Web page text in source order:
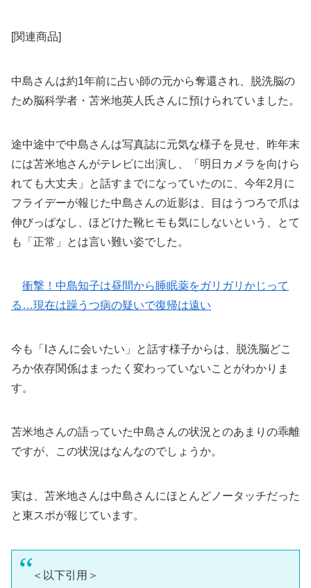
[関連商品]
中島さんは約1年前に占い師の元から奪還され、脱洗脳の
ため脳科学者・苫米地英人氏さんに預けられていました。
途中途中で中島さんは写真誌に元気な様子を見せ、昨年末
には苫米地さんがテレビに出演し、「明日カメラを向けら
れても大丈夫」と話すまでになっていたのに、今年2月に
フライデーが報じた中島さんの近影は、目はうつろで爪は
伸びっぱなし、ほどけた靴ヒモも気にしないという、とて
も「正常」とは言い難い姿でした。
衝撃！中島知子は昼間から睡眠薬をガリガリかじって
る…現在は躁うつ病の疑いで復帰は遠い
今も「Iさんに会いたい」と話す様子からは、脱洗脳どこ
ろか依存関係はまったく変わっていないことがわかりま
す。
苫米地さんの語っていた中島さんの状況とのあまりの乖離
ですが、この状況はなんなのでしょうか。
実は、苫米地さんは中島さんにほとんどノータッチだった
と東スポが報じています。
＜以下引用＞